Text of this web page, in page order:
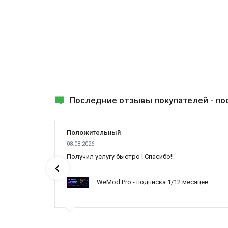
Последние отзывы покупателей -
Положительный
08.08.2026
Получил услугу быстро ! Спасибо!!
WeMod Pro - подписка 1/12 месяцев